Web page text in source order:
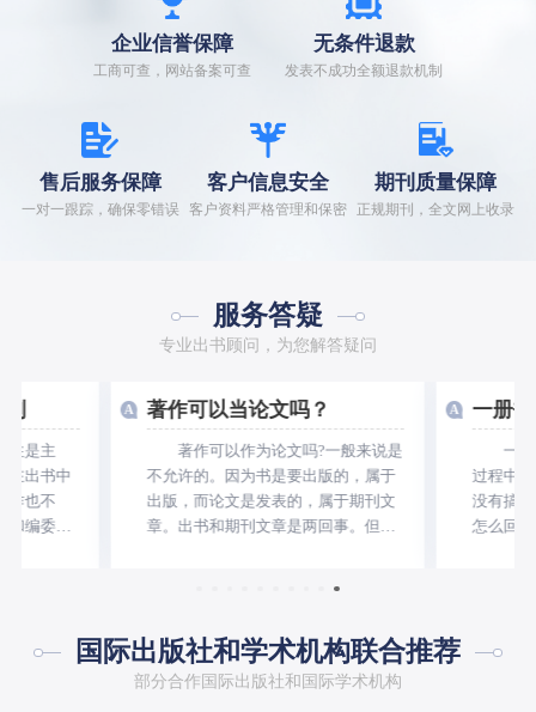
企业信誉保障
工商可查，网站备案可查
无条件退款
发表不成功全额退款机制
售后服务保障
一对一跟踪，确保零错误
客户信息安全
客户资料严格管理和保密
期刊质量保障
正规期刊，全文网上收录
服务答疑
专业出书顾问，为您解答疑问
是主
在出书中
作也不
和编委是
参编出
A 著作可以当论文吗？
著作可以作为论文吗?一般来说是
不允许的。因为书是要出版的，属于
出版，而论文是发表的，属于期刊文
章。出书和期刊文章是两回事。但
学术论文，就可以发表在合适的期刊
上。此时，该书属于论文。但是，出
A 一册
一册
过程中
没有搞
怎么回
非常多
国际出版社和学术机构联合推荐
部分合作国际出版社和国际学术机构